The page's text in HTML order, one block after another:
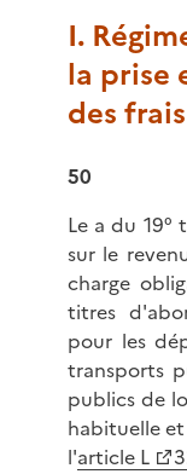
I.
la prise
des
50
Le a du 19°
sur le
charge
titres
pour les
transports
publics de
habituelle
l'article L